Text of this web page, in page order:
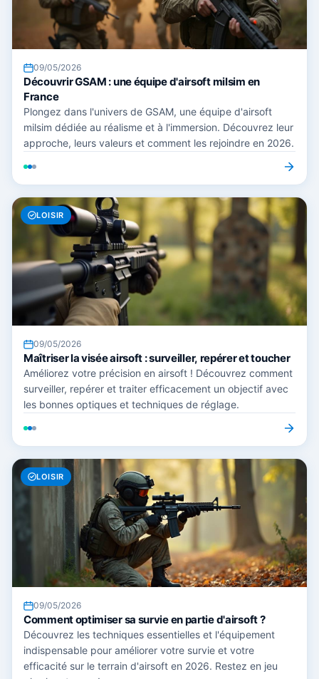
09/05/2026
Découvrir GSAM : une équipe d'airsoft milsim en
France
Plongez dans l'univers de GSAM, une équipe d'airsoft
milsim dédiée au réalisme et à l'immersion. Découvrez leur
approche, leurs valeurs et comment les rejoindre en 2026.
LOISIR
09/05/2026
Maîtriser la visée airsoft : surveiller, repérer et toucher
Améliorez votre précision en airsoft ! Découvrez comment
surveiller, repérer et traiter efficacement un objectif avec
les bonnes optiques et techniques de réglage.
LOISIR
09/05/2026
Comment optimiser sa survie en partie d'airsoft ?
Découvrez les techniques essentielles et l'équipement
indispensable pour améliorer votre survie et votre
efficacité sur le terrain d'airsoft en 2026. Restez en jeu